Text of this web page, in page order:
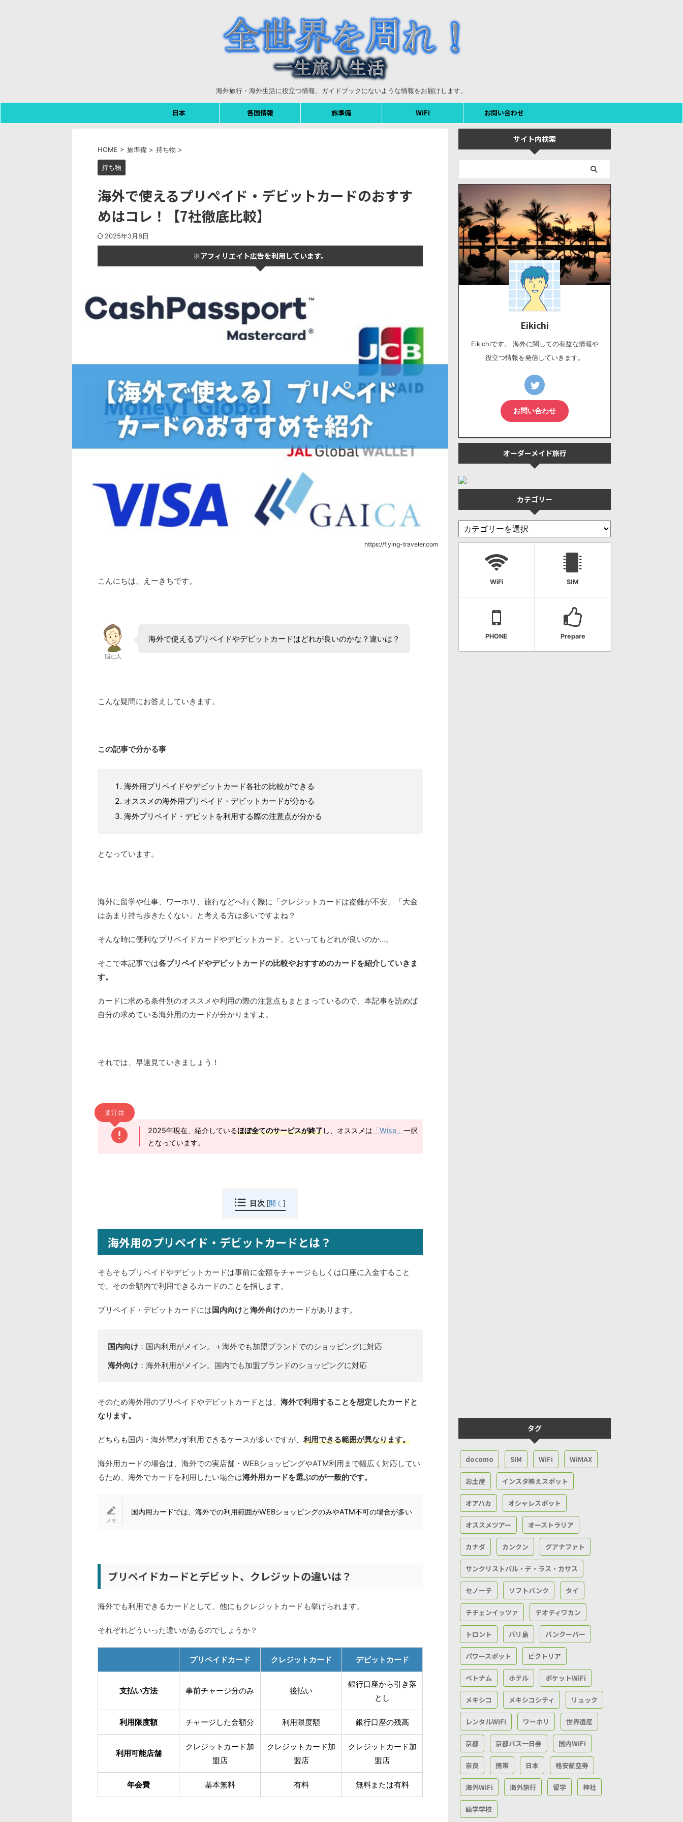
海外旅行・海外生活に役立つ情報、ガイドブックにないような情報をお届けします。
日本 各国情報 旅準備 WiFi お問い合わせ
HOME > 旅準備 > 持ち物 >
持ち物
海外で使えるプリペイド・デビットカードのおすす
めはコレ！【7社徹底比較】
2025年3月8日
※アフィリエイト広告を利用しています。
https://flying-traveler.com
こんにちは、えーきちです。
悩む人
海外で使えるプリペイドやデビットカードはどれが良いのかな？違いは？
こんな疑問にお答えしていきます。
この記事で分かる事
海外用プリペイドやデビットカード各社の比較ができる
オススメの海外用プリペイド・デビットカードが分かる
海外プリペイド・デビットを利用する際の注意点が分かる
となっています。
海外に留学や仕事、ワーホリ、旅行などへ行く際に「クレジットカードは盗難が不安」「大金
はあまり持ち歩きたくない」と考える方は多いですよね？
そんな時に便利なプリペイドカードやデビットカード。といってもどれが良いのか…。
そこで本記事では各プリペイドやデビットカードの比較やおすすめのカードを紹介していきま
す。
カードに求める条件別のオススメや利用の際の注意点もまとまっているので、本記事を読めば
自分の求めている海外用のカードが分かりますよ。
それでは、早速見ていきましょう！
要注目
2025年現在、紹介しているほぼ全てのサービスが終了し、オススメは 「Wise」 一択
となっています。
目次 [開く ]
海外用のプリペイド・デビットカードとは？
そもそもプリペイドやデビットカードは事前に金額をチャージもしくは口座に入金すること
で、その金額内で利用できるカードのことを指します。
プリペイド・デビットカードには国内向けと海外向けのカードがあります。
国内向け ：国内利用がメイン。＋海外でも加盟ブランドでのショッピングに対応
海外向け ：海外利用がメイン。国内でも加盟ブランドのショッピングに対応
そのため海外用のプリペイドやデビットカードとは、 海外で利用することを想定したカードと
なります。
どちらも国内・海外問わず利用できるケースが多いですが、 利用できる範囲が異なります。
海外用カードの場合は、海外での実店舗・WEBショッピングやATM利用まで幅広く対応してい
るため、海外でカードを利用したい場合は海外用カードを選ぶのが一般的です。
国内用カードでは、海外での利用範囲がWEBショッピングのみやATM不可の場合が多い
プリペイドカードとデビット、クレジットの違いは？
海外でも利用できるカードとして、他にもクレジットカードも挙げられます。
それぞれどういった違いがあるのでしょうか？
プリペイドカード クレジットカード デビットカード
支払い方法 事前チャージ分のみ 後払い
銀行口座から引き落
とし
利用限度額 チャージした金額分 利用限度額 銀行口座の残高
利用可能店舗
クレジットカード加
盟店
クレジットカード加
盟店
クレジットカード加
盟店
年会費 基本無料 有料 無料または有料
サイト内検索
Eikichi
Eikichiです。 海外に関しての有益な情報や
役立つ情報を発信していきます。
お問い合わせ
オーダーメイド旅行
カテゴリー
WiFi SIM
PHONE Prepare
タグ
docomo SIM WiFi WiMAX
お土産 インスタ映えスポット
オアハカ オシャレスポット
オススメツアー オーストラリア
カナダ カンクン グアナファト
サンクリストバル・デ・ラス・カサス
セノーテ ソフトバンク タイ
チチェンイッツァ テオティワカン
トロント バリ島 バンクーバー
パワースポット ビクトリア
ベトナム ホテル ポケットWiFi
メキシコ メキシコシティ リュック
レンタルWiFi ワーホリ 世界遺産
京都 京都バス一日券 国内WiFi
奈良 携帯 日本 格安航空券
海外WiFi 海外旅行 留学 神社
語学学校